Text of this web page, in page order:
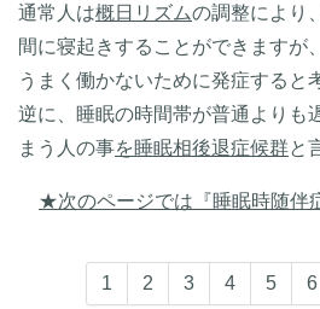
通常人は概日リズムの調整により
間に寝起きすることができますが
うまく働かないために発症すると
逆に、睡眠の時間帯が普通よりも
まう人の事を睡眠相後退症候群と
★次のページでは『睡眠時随伴
1 2 3 4 5 6